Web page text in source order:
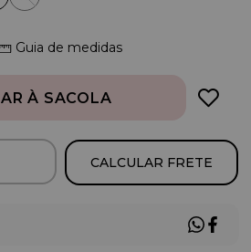
Guia de medidas
À SACOLA
CALCULAR FRETE